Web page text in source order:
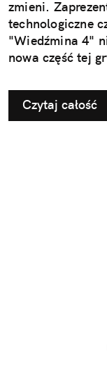
zmieni.
technologiczne
"Wiedźmina 4"
nowa część tej
Czytaj całość